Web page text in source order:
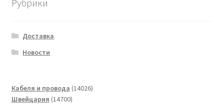
Рубрики
Доставка
Новости
Кабеля и провода 1402614026
Швейцария 1470014700